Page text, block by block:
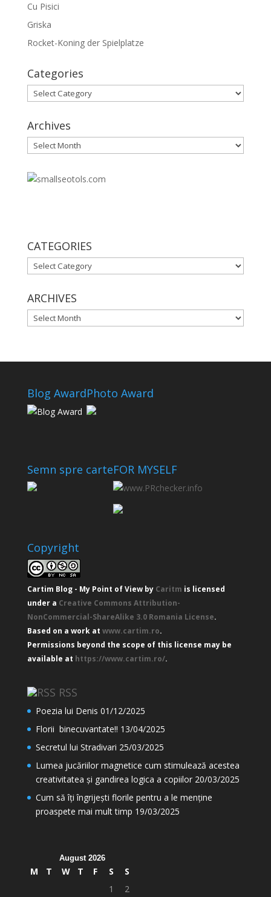
Cu Pisici
Griska
Rocket-Koning der Spielplatze
Categories
Categories
Archives
Archives
CATEGORIES
CATEGORIES
ARCHIVES
ARCHIVES
Blog AwardPhoto Award
Semn spre carteFOR MYSELF
Copyright
Cartim Blog - My Point of Viewby Caritm is licensed
under a Creative Commons Attribution-
NonCommercial-ShareAlike 3.0 Romania License.
Based on a work at www.cartim.ro.
Permissions beyond the scope of this license may be
available at https://www.cartim.ro/.
RSS
Poezia lui Denis 01/12/2025
Florii binecuvantate!! 13/04/2025
Secretul lui Stradivari 25/03/2025
Lumea jucăriilor magnetice cum stimulează acestea
creativitatea și gandirea logica a copiilor 20/03/2025
Cum să îți îngrijești florile pentru a le menține
proaspete mai mult timp 19/03/2025
August 2026
M T W T F S
S
1
2